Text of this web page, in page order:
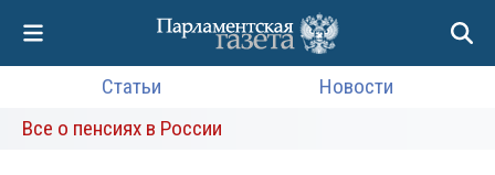
Статьи
Новости
Все о пенсиях в России